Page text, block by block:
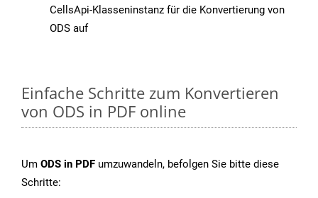
CellsApi-Klasseninstanz für die Konvertierung von
ODS auf
Einfache Schritte zum Konvertieren
von ODS in PDF online
Um ODS in PDF umzuwandeln, befolgen Sie bitte diese
Schritte: